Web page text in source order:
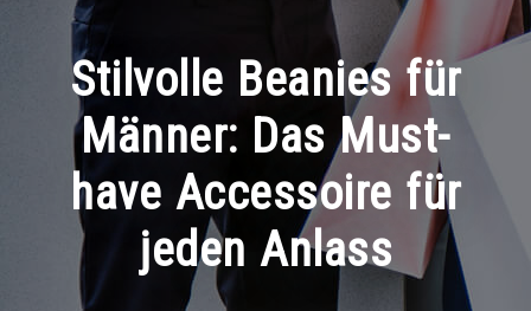
Stilvolle Beanies für
Männer: Das Must-
have Accessoire für
jeden Anlass